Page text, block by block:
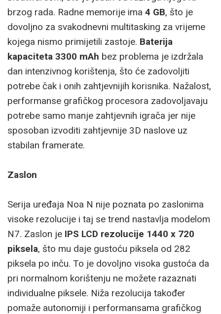
brzog rada. Radne memorije ima 4 GB, što je
dovoljno za svakodnevni multitasking za vrijeme
kojega nismo primijetili zastoje. Baterija
kapaciteta 3300 mAh bez problema je izdržala
dan intenzivnog korištenja, što će zadovoljiti
potrebe čak i onih zahtjevnijih korisnika. Nažalost,
performanse grafičkog procesora zadovoljavaju
potrebe samo manje zahtjevnih igrača jer nije
sposoban izvoditi zahtjevnije 3D naslove uz
stabilan framerate.
Zaslon
Serija uređaja Noa N nije poznata po zaslonima
visoke rezolucije i taj se trend nastavlja modelom
N7. Zaslon je IPS LCD rezolucije 1440 x 720
piksela, što mu daje gustoću piksela od 282
piksela po inču. To je dovoljno visoka gustoća da
pri normalnom korištenju ne možete razaznati
individualne piksele. Niža rezolucija također
pomaže autonomiji i performansama grafičkog